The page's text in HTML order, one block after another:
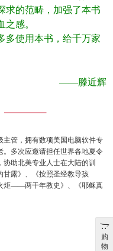
求的范畴，加强了本书
感。
多使用本书，给千万家
——滕近辉
主管，拥有数项美国电脑软件专
。多次应邀请担任世界各地夏令
助北美专业人士在大陆的训
甘露》、《按照圣经教导孩
炬——两干年教史》、《耶稣真
购
物